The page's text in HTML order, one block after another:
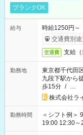
ブランクOK
給与
時給1250円～
交通費別途
交通費 支給（
勤務地
東京都千代田
九段下駅から
歩15分 / …
株式会社ラ
勤務時間
＜シフト例＞
19:00 12:30～22:00 上記の時間から好きな時
時間は変更と